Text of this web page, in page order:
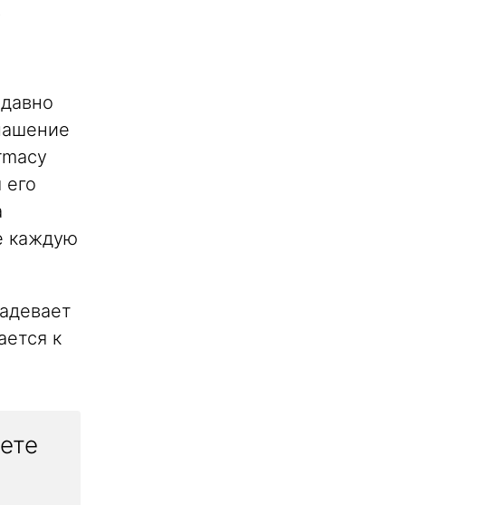
его
каждую
к